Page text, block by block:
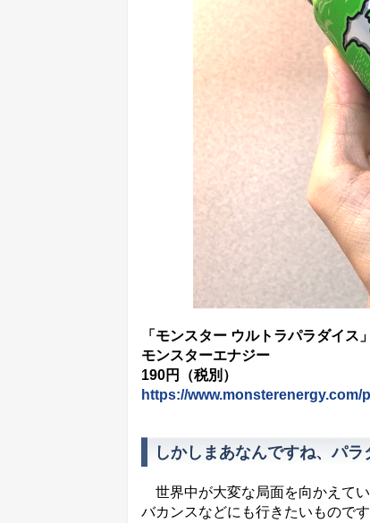
「モンスター ウルトラパラダイス」
モンスターエナジー
190円（税別）
https://
しかしまあなんですね、パラ
世界中が大変な局面を向かえて
バカンスなどにも行きたいもので